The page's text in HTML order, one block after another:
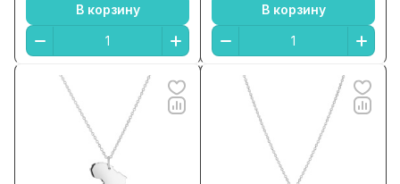
В корзину В корзину